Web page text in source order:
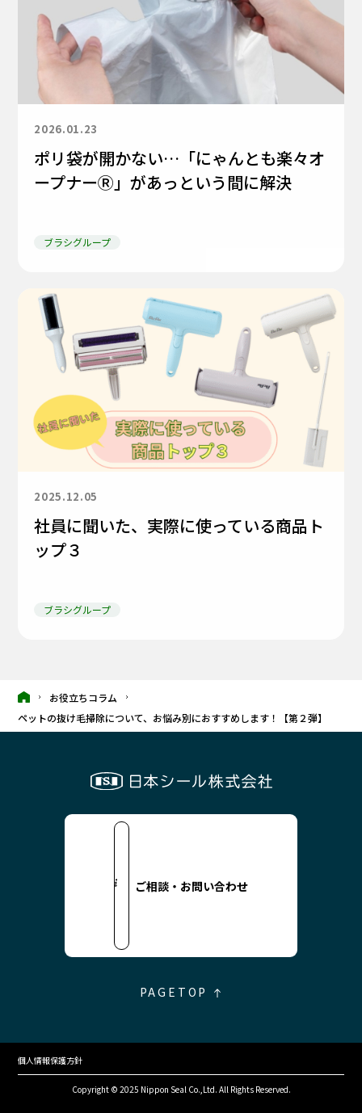
2026.01.23
ポリ袋が開かない…「にゃんとも楽々オ
ープナーⓇ」があっという間に解決
ブラシグループ
2025.12.05
社員に聞いた、実際に使っている商品ト
ップ３
ブラシグループ
お役立ちコラム
ペットの抜け毛掃除について、お悩み別におすすめします！【第２弾】
ご相談・お問い合わせ
PAGETOP
個人情報保護方針
Copyright © 2025 Nippon Seal Co.,Ltd. All Rights Reserved.